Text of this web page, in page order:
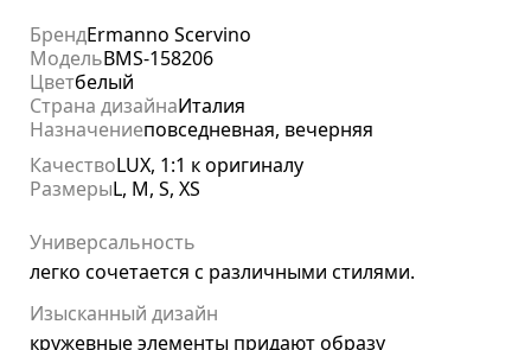
БрендErmanno Scervino
МодельBMS-158206
Цветбелый
Страна дизайнаИталия
Назначениеповседневная, вечерняя
КачествоLUX, 1:1 к оригиналу
РазмерыL, M, S, XS
Универсальность
легко сочетается с различными стилями.
Изысканный дизайн
кружевные элементы придают образу